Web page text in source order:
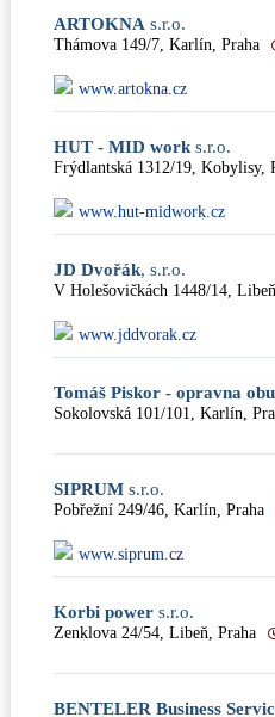
ARTOKNA s.r.o.
Thámova 149/7, Karlín, Praha
www.artokna.cz
HUT - MID work s.r.o.
Frýdlantská 1312/19, Kobylisy,
www.hut-midwork.cz
JD Dvořák, s.r.o.
V Holešovičkách 1448/14,
www.jddvorak.cz
Tomáš Piskor - opravna
Sokolovská 101/101, Karlín,
SIPRUM s.r.o.
Pobřežní 249/46, Karlín, Praha
www.siprum.cz
Korbi power s.r.o.
Zenklova 24/54, Libeň, Praha
BENTELER Business